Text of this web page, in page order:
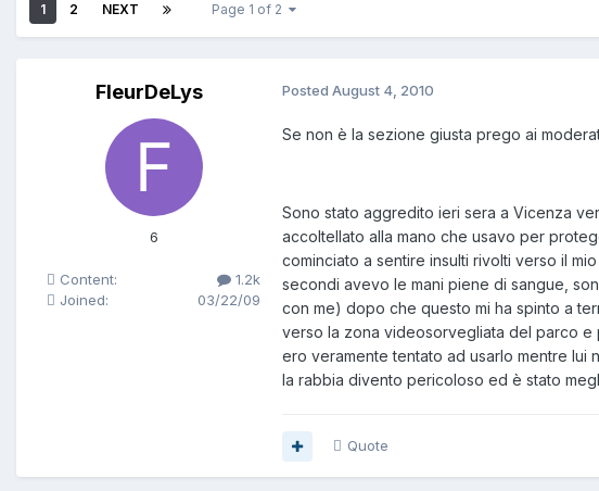
1 2 NEXT Page 1 of 2
FleurDeLys
6
Content:
1.2k
Joined:
03/22/09
Posted August 4, 2010
Se non è la sezione giusta prego ai
Sono stato aggredito ieri sera a Vicenza
accoltellato alla mano che usavo per
cominciato a sentire insulti rivolti verso il
secondi avevo le mani piene di sangue,
con me) dopo che questo mi ha spinto a
verso la zona videosorvegliata del parco e
ero veramente tentato ad usarlo mentre lui
la rabbia divento pericoloso ed è stato
Quote